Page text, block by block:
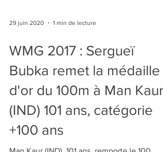
29 juin 2020 1 min de lecture
WMG 2017 : Sergueï
Bubka remet la médaille
d'or du 100m à Man Kaur